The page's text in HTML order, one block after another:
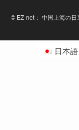
© EZ-net： 中国上海の
日本語